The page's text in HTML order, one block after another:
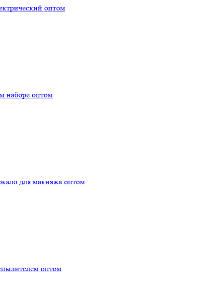
оптом
наборе оптом
для макияжа оптом
оптом